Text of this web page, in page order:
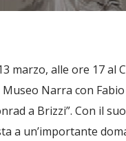
marzo, alle ore 17
Narra con
a Brizzi”. Con il
a un’importante